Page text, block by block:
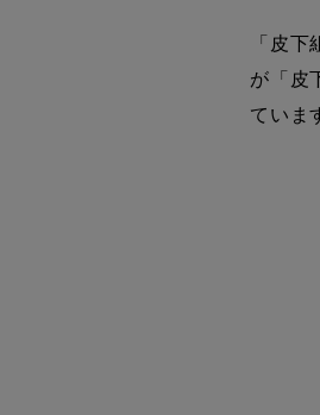
「皮
が「皮
ていま